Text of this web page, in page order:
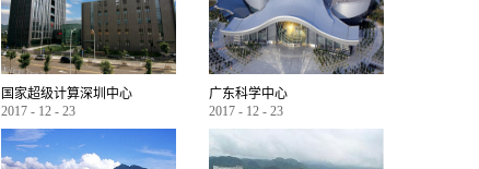
国家超级计算深圳中心
2017 - 12 - 23
广东科学中心
2017 - 12 - 23